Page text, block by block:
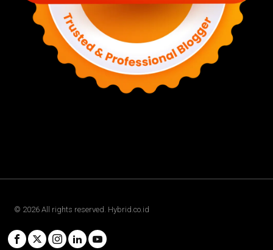
© 2026 All rights reserved. Hybrid.co.id